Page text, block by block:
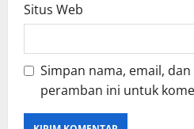
Situs Web
Simpan nama, email,
peramban ini untuk